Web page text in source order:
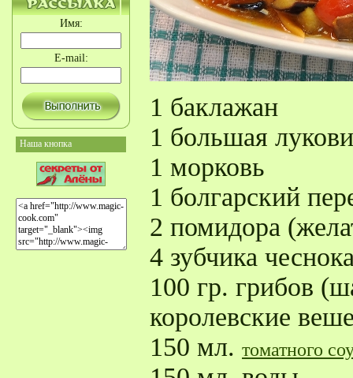
Имя:
E-mail:
Наша кнопка
1 баклажан
1 большая
1 морковь
1 болгарский
2 помидора
4 зубчика
100 гр. грибов
королевские
150 мл. томатного